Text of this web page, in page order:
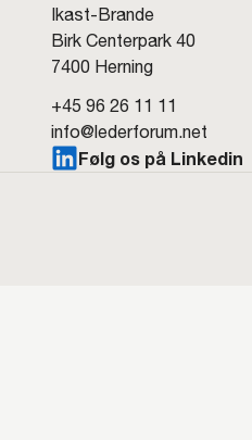
Ikast-Brande
Birk Centerpark 40
7400 Herning
+45 96 26 11 11
info@lederforum.net
Følg os på Linkedin